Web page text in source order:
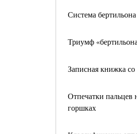
Система бертильона
Триумф
Записная книжка
Отпечатки пальцев
горшках